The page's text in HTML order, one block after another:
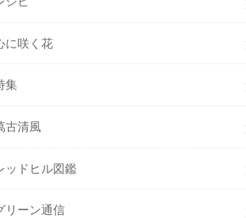
に咲く花
集
古清風
ッドヒル図鑑
リーン通信